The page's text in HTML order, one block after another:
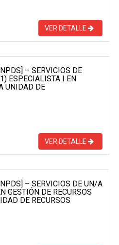
VER DETALLE
– SERVICIOS DE
ESPECIALISTA I EN
UNIDAD DE
VER DETALLE
– SERVICIOS DE UN/A
GESTIÓN DE RECURSOS
DE RECURSOS